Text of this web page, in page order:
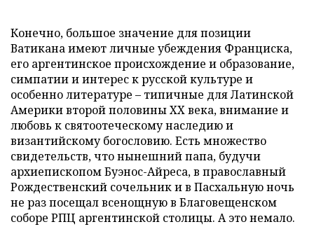
Конечно, большое значение для позиции
Ватикана имеют личные убеждения Франциска,
его аргентинское происхождение и образование,
симпатии и интерес к русской культуре и
особенно литературе – типичные для Латинской
Америки второй половины XX века, внимание и
любовь к святоотеческому наследию и
византийскому богословию. Есть множество
свидетельств, что нынешний папа, будучи
архиепископом Буэнос-Айреса, в православный
Рождественский сочельник и в Пасхальную ночь
не раз посещал всенощную в Благовещенском
соборе РПЦ аргентинской столицы. А это немало.